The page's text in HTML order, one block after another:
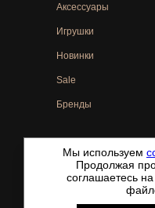
Аксессуары
Игрушки
Новинки
Sale
Бренды
©2021-2026 -
Мы используем
Продолжая
соглашаетесь